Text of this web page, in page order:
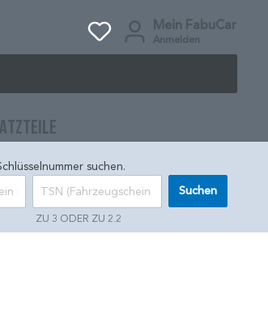
Mein FabuCar
Anmelden
suchen.
ZU 3 ODER ZU 2.2
Suchen